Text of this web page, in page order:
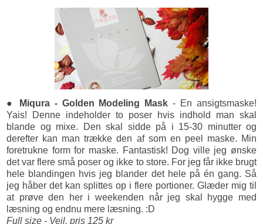
● Miqura - Golden Modeling Mask - En ansigtsmaske!
Yais! Denne indeholder to poser hvis indhold man skal
blande og mixe. Den skal sidde på i 15-30 minutter og
derefter kan man trække den af som en peel maske. Min
foretrukne form for maske. Fantastisk! Dog ville jeg ønske
det var flere små poser og ikke to store. For jeg får ikke brugt
hele blandingen hvis jeg blander det hele på én gang. Så
jeg håber det kan splittes op i flere portioner. Glæder mig til
at prøve den her i weekenden når jeg skal hygge med
læsning og endnu mere læsning. :D
Full size - Vejl. pris 125 kr